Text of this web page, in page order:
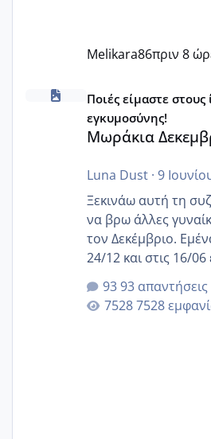
Melikara86πριν 8
Μωράκια Δεκεμβρίου 2026
Ποιές είμαστε στους
εγκυμοσύνης!
Μωράκια
Luna Dust· 9
Ξεκινάω αυτή τη
να βρω άλλες
τον Δεκέμβριο.
24/12 και στις 16/
της αυχενικής
άγχος και οι μέρες
περνάνε με τίποτα.
93 απαντήσεις
7528